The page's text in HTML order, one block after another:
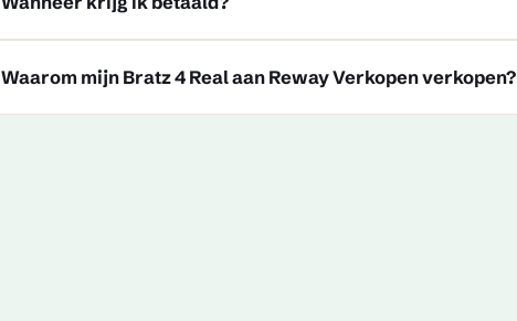
Waarom mijn Bratz 4 Real aan Reway Verkopen verkopen?